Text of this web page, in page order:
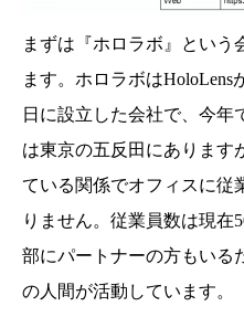
まずは『ホロラボ』という
ます。ホロラボはHoloLens
日に設立した会社で、今年
は東京の五反田にあります
ている関係でオフィスに従
りません。従業員数は現在
部にパートナーの方もいる
の人間が活動しています。